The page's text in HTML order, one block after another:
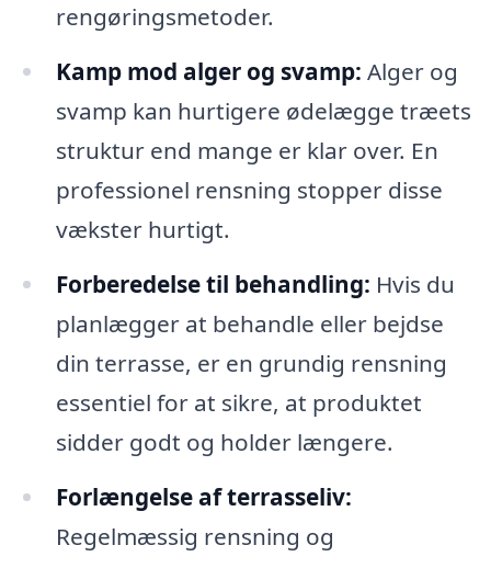
rengøringsmetoder.
Kamp mod alger og svamp: Alger og
svamp kan hurtigere ødelægge træets
struktur end mange er klar over. En
professionel rensning stopper disse
vækster hurtigt.
Forberedelse til behandling: Hvis du
planlægger at behandle eller bejdse
din terrasse, er en grundig rensning
essentiel for at sikre, at produktet
sidder godt og holder længere.
Forlængelse af terrasseliv:
Regelmæssig rensning og